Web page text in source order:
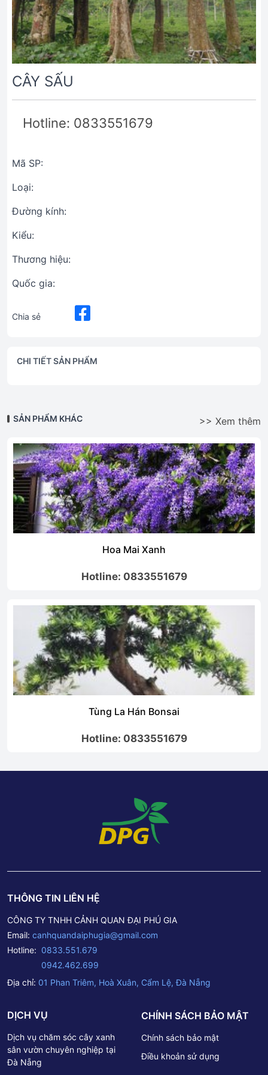
CÂY SẤU
Hotline: 0833551679
Mã SP:
Loại:
Đường kính:
Kiểu:
Thương hiệu:
Quốc gia:
Chia sẻ
CHI TIẾT SẢN PHẨM
SẢN PHẨM KHÁC >> Xem thêm
Hoa Mai Xanh
Hotline: 0833551679
Tùng La Hán Bonsai
Hotline: 0833551679
THÔNG TIN LIÊN HỆ
CÔNG TY TNHH CẢNH QUAN ĐẠI PHÚ GIA
Email: canhquandaiphugia@gmail.com
Hotline: 0833.551.679
0942.462.699
Địa chỉ: 01 Phan Triêm, Hoà Xuân, Cẩm Lệ, Đà Nẵng
DỊCH VỤ
Dịch vụ chăm sóc cây xanh
sân vườn chuyên nghiệp tại
Đà Nẵng
CHÍNH SÁCH BẢO MẬT
Chính sách bảo mật
Điều khoản sử dụng